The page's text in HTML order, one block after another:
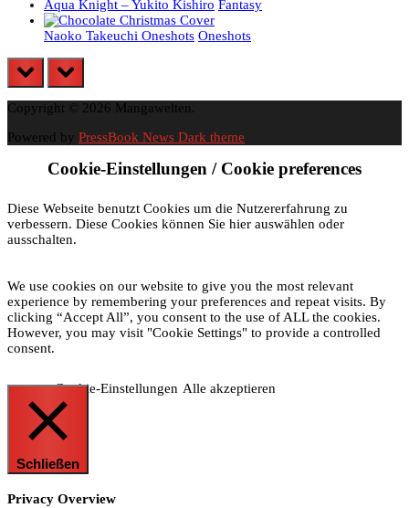
Aqua Knight – Yukito Kishiro Fantasy
Naoko Takeuchi Oneshots Oneshots
prev next
Copyright © 2026 Mangawelten.
Powered by PressBook News Dark theme
Cookie-Einstellungen / Cookie preferences
Diese Webseite benutzt Cookies um die Nutzererfahrung zu
verbessern. Diese Cookies können Sie hier auswählen oder
ausschalten.
We use cookies on our website to give you the most relevant
experience by remembering your preferences and repeat visits. By
clicking “Accept All”, you consent to the use of ALL the cookies.
However, you may visit "Cookie Settings" to provide a controlled
consent.
Cookie-Einstellungen Alle akzeptieren
Schließen
Privacy Overview